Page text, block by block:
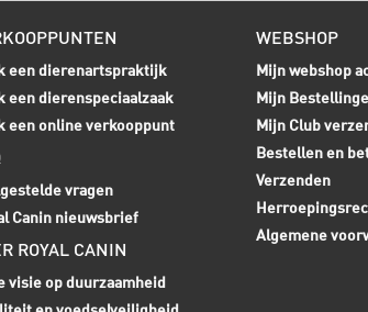
een dierenartspraktijk
een dierenspeciaalzaak
een online verkooppunt
vragen
Canin nieuwsbrief
ROYAL CANIN
visie op duurzaamheid
WEBSHOP
Mijn webshop
Mijn
Mijn Club
Bestellen en
Verzenden
Algemene